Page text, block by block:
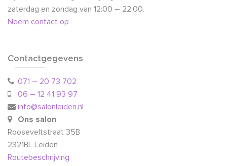
zaterdag en zondag van 12:00 – 22:00.
Neem contact op
Contactgegevens
071 – 20 73 702
06 – 12 41 93 97
info@salonleiden.nl
Ons salon
Rooseveltstraat 35B
2321BL Leiden
Routebeschrijving